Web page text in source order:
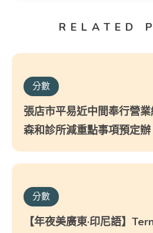
RELATED
分數
張店市平易近中間奉行營
森和診所減重點事項預定辦
分數
【年夜美廣東·印尼語】